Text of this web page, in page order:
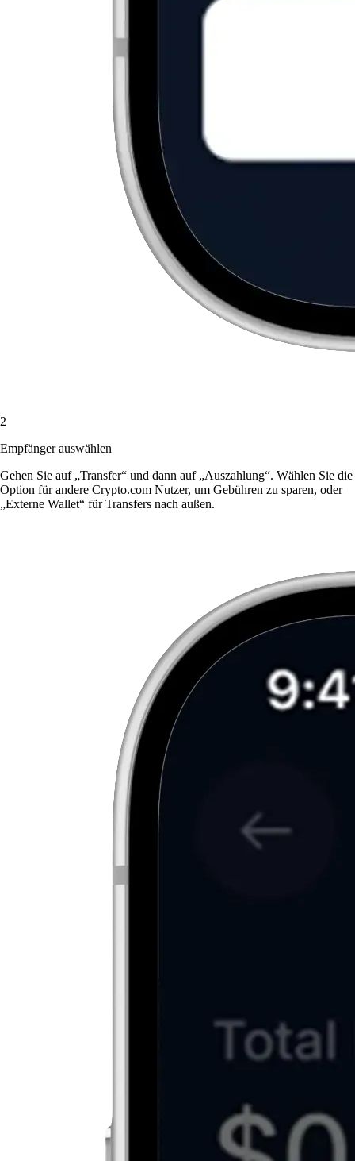
2
Empfänger auswählen
Gehen Sie auf „Transfer“ und dann auf „Auszahlung“. Wählen Sie die
Option für andere Crypto.com Nutzer, um Gebühren zu sparen, oder
„Externe Wallet“ für Transfers nach außen.